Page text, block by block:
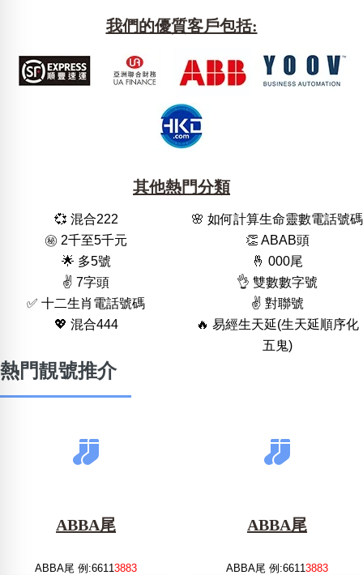
我們的優質客戶包括:
其他熱門分類
💞 混合222
🌸 如何計算生命靈數電話號碼
㊙️ 2千至5千元
👏 ABAB頭
🌟 多5號
🤞 000尾
✌️ 7字頭
👌 雙數數字號
✅ 十二生肖電話號碼
✌️ 對聯號
💖 混合444
🔥 易經生天延(生天延順序化
五鬼)
熱門靚號推介
ABBA尾
ABBA尾 例:66113883
ABBA尾
ABBA尾 例:66113883